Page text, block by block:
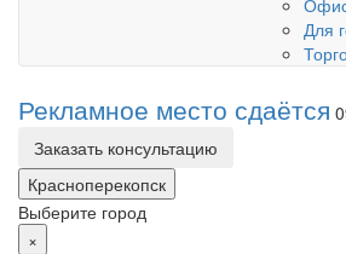
Для
Рекламное место сдаётся
Заказать консультацию
Красноперекопск
Выберите город
×